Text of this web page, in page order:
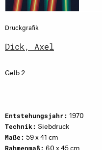
Druckgrafik
Dick, Axel
Gelb 2
Entstehungsjahr: 1970
Technik: Siebdruck
Maße: 59 x 41 cm
Rahmenmaß: 60 x 45 cm